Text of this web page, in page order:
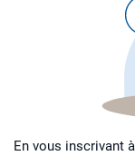
En vous inscrivant à